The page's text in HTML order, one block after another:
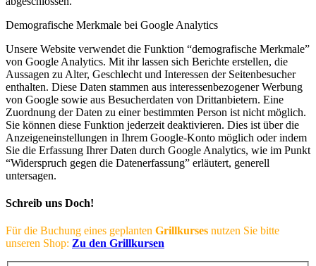
Demografische Merkmale bei Google Analytics
Unsere Website verwendet die Funktion “demografische Merkmale”
von Google Analytics. Mit ihr lassen sich Berichte erstellen, die
Aussagen zu Alter, Geschlecht und Interessen der Seitenbesucher
enthalten. Diese Daten stammen aus interessenbezogener Werbung
von Google sowie aus Besucherdaten von Drittanbietern. Eine
Zuordnung der Daten zu einer bestimmten Person ist nicht möglich.
Sie können diese Funktion jederzeit deaktivieren. Dies ist über die
Anzeigeneinstellungen in Ihrem Google-Konto möglich oder indem
Sie die Erfassung Ihrer Daten durch Google Analytics, wie im Punkt
“Widerspruch gegen die Datenerfassung” erläutert, generell
untersagen.
Schreib uns Doch!
Für die Buchung eines geplanten Grillkurses nutzen Sie bitte
unseren Shop: Zu den Grillkursen